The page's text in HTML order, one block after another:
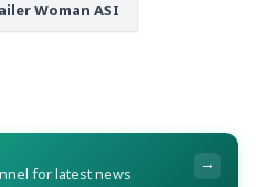
Woman ASI
for latest news →